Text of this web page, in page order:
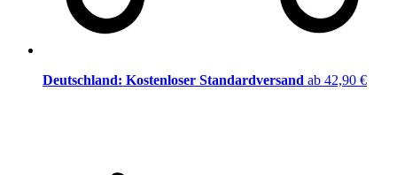
Deutschland: Kostenloser Standardversand ab 42,90 €